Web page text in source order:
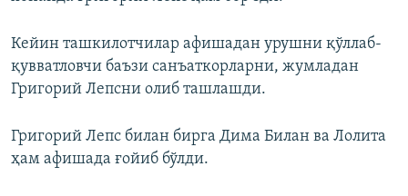
Кейин ташкилотчилар афишадан урушни қўллаб-
қувватловчи баъзи санъаткорларни, жумладан
Григорий Лепсни олиб ташлашди.
Григорий Лепс билан бирга Дима Билан ва Лолита
ҳам афишада ғойиб бўлди.